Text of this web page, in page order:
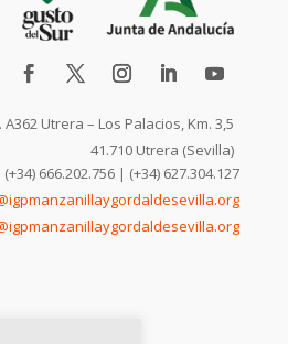
A362 Utrera – Los Palacios, Km. 3,5
41.710 Utrera (Sevilla)
666.202.756 | (+34) 627.304.127